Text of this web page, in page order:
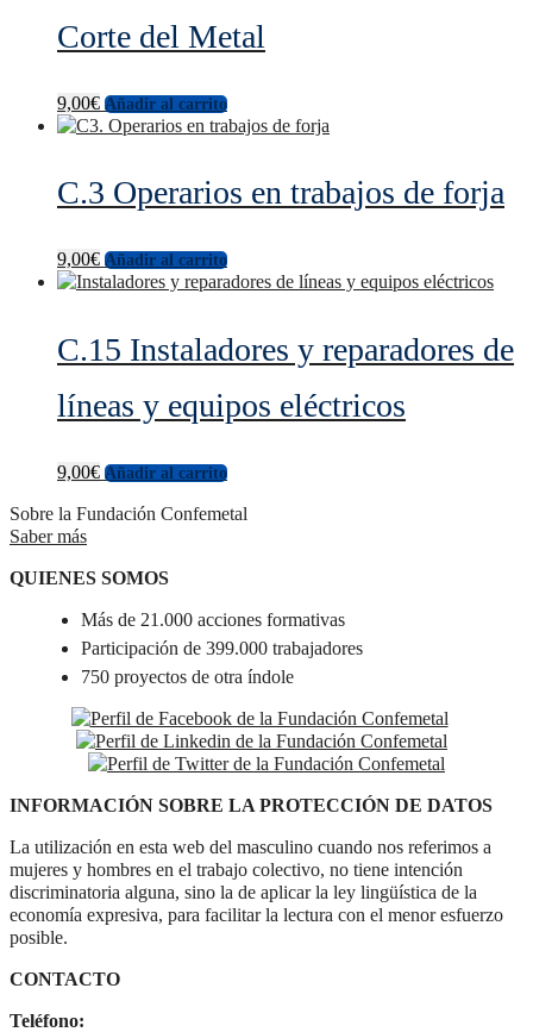
Corte del Metal
9,00€ Añadir al carrito
C.3 Operarios en trabajos de forja
9,00€ Añadir al carrito
C.15 Instaladores y reparadores de
líneas y equipos eléctricos
9,00€ Añadir al carrito
Sobre la Fundación Confemetal
Saber más
QUIENES SOMOS
Más de 21.000 acciones formativas
Participación de 399.000 trabajadores
750 proyectos de otra índole
INFORMACIÓN SOBRE LA PROTECCIÓN DE DATOS
La utilización en esta web del masculino cuando nos referimos a
mujeres y hombres en el trabajo colectivo, no tiene intención
discriminatoria alguna, sino la de aplicar la ley lingüística de la
economía expresiva, para facilitar la lectura con el menor esfuerzo
posible.
CONTACTO
Teléfono: